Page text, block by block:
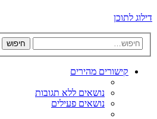
דילוג לתוכן
חיפוש
קישורים מהירים
נושאים ללא תגובות
נושאים פעילים